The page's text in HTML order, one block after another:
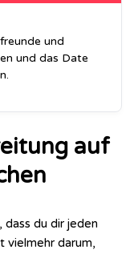
und
und das Date
auf
du dir jeden
vielmehr darum,